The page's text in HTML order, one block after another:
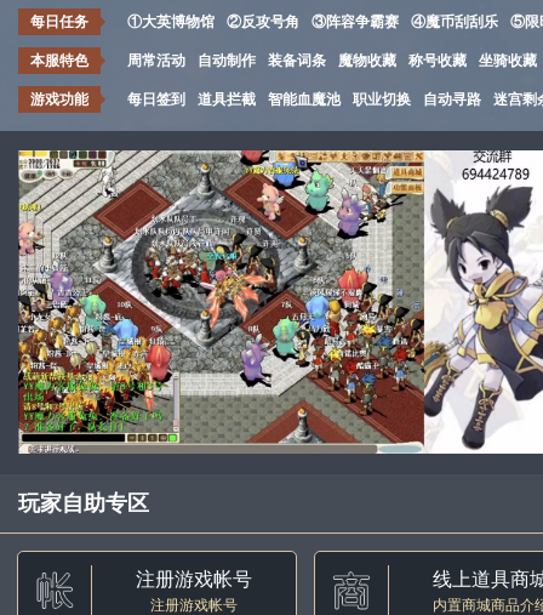
每日任务 ①大英博物馆 ②反攻号角 ③阵容争霸赛 ④魔币刮刮乐 ⑤限
本服特色 周常活动 自动制作 装备词条 魔物收藏 称号收藏 坐骑收藏
游戏功能 每日签到 道具拦截 智能血魔池 职业切换 自动寻路 迷宫剩
玩家自助专区
注册游戏帐号
注册游戏帐号
线上道具商
内置商城商品介